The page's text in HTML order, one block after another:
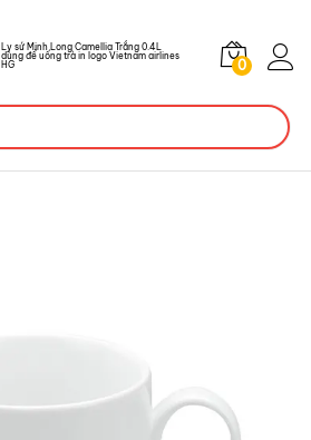
Ly sứ Minh Long Camellia Trắng 0.4L
dùng để uống trà in logo Vietnam airlines
HG
0